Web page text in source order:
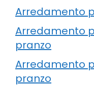
Arredamento
Arredamento
pranzo
Arredamento
pranzo